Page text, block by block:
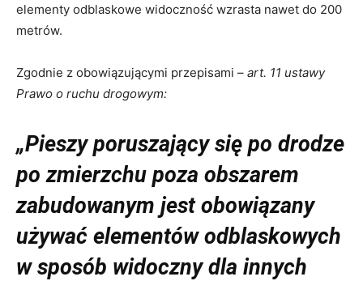
elementy odblaskowe widoczność wzrasta nawet do 200
metrów.
Zgodnie z obowiązującymi przepisami – art. 11 ustawy
Prawo o ruchu drogowym:
„Pieszy poruszający się po drodze
po zmierzchu poza obszarem
zabudowanym jest obowiązany
używać elementów odblaskowych
w sposób widoczny dla innych